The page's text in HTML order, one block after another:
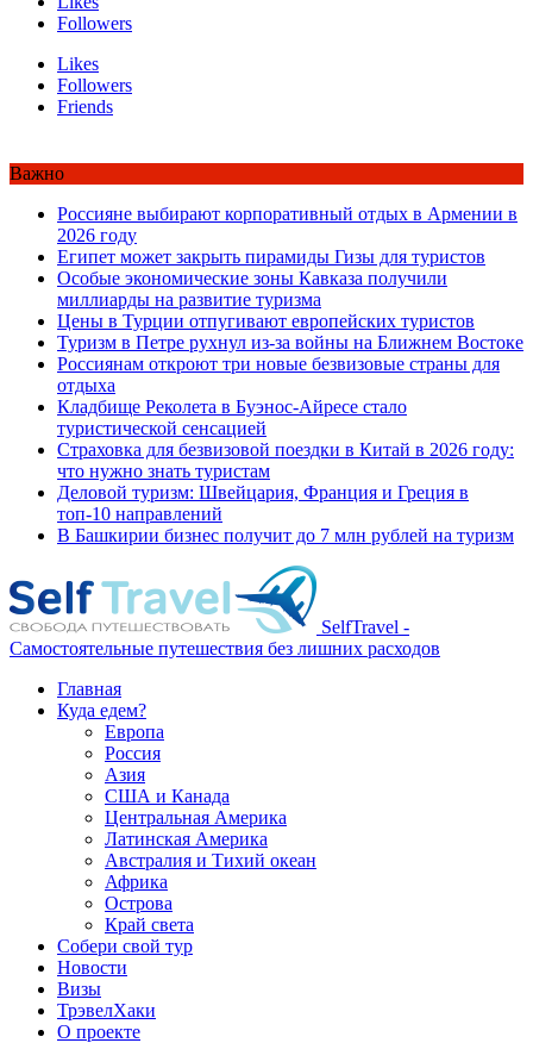
Followers
Likes
Followers
Friends
Важно
Россияне выбирают корпоративный отдых в Армении в
2026 году
Египет может закрыть пирамиды Гизы для туристов
Особые экономические зоны Кавказа получили
миллиарды на развитие туризма
Цены в Турции отпугивают европейских туристов
Туризм в Петре рухнул из-за войны на Ближнем Востоке
Россиянам откроют три новые безвизовые страны для
отдыха
Кладбище Реколета в Буэнос-Айресе стало
туристической сенсацией
Страховка для безвизовой поездки в Китай в 2026 году:
что нужно знать туристам
Деловой туризм: Швейцария, Франция и Греция в
топ-10 направлений
В Башкирии бизнес получит до 7 млн рублей на туризм
SelfTravel -
Самостоятельные путешествия без лишних расходов
Главная
Куда едем?
Европа
Россия
Азия
США и Канада
Центральная Америка
Латинская Америка
Австралия и Тихий океан
Африка
Острова
Край света
Собери свой тур
Новости
Визы
ТрэвелХаки
О проекте